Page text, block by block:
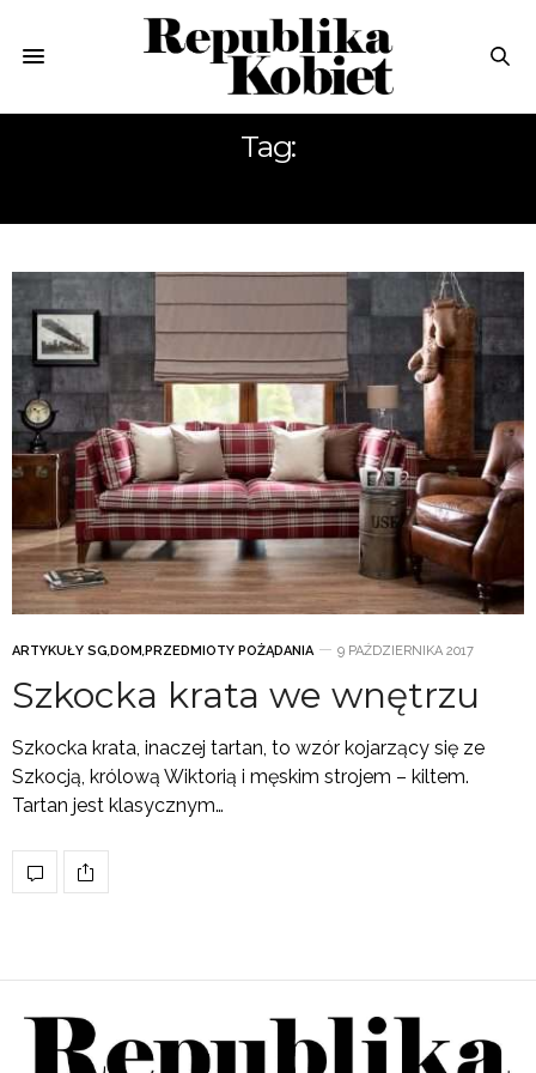
Tag:
ARTYKUŁY SG,DOM,PRZEDMIOTY POŻĄDANIA 9 PAŹDZIERNIKA 2017
Szkocka krata we wnętrzu
Szkocka krata, inaczej tartan, to wzór kojarzący się ze
Szkocją, królową Wiktorią i męskim strojem – kiltem.
Tartan jest klasycznym…